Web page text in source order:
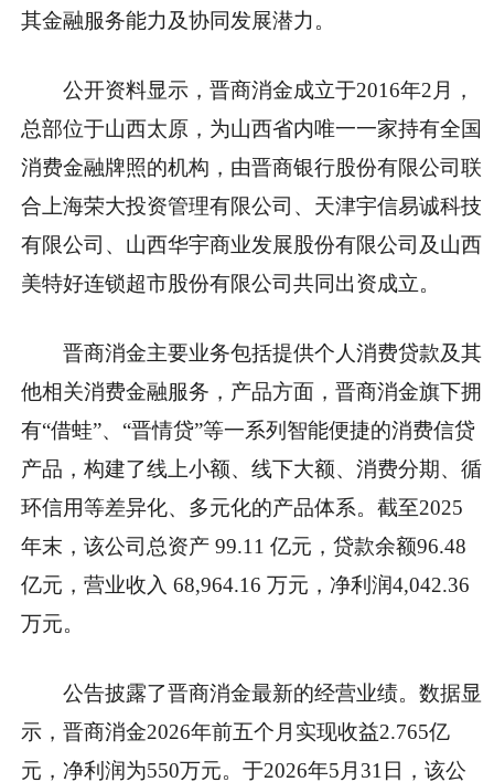
其金融服务能力及协同发展潜力。
公开资料显示，晋商消金成立于2016年2月，
总部位于山西太原，为山西省内唯一一家持有全国
消费金融牌照的机构，由晋商银行股份有限公司联
合上海荣大投资管理有限公司、天津宇信易诚科技
有限公司、山西华宇商业发展股份有限公司及山西
美特好连锁超市股份有限公司共同出资成立。
晋商消金主要业务包括提供个人消费贷款及其
他相关消费金融服务，产品方面，晋商消金旗下拥
有“借蛙”、“晋情贷”等一系列智能便捷的消费信贷
产品，构建了线上小额、线下大额、消费分期、循
环信用等差异化、多元化的产品体系。截至2025
年末，该公司总资产 99.11 亿元，贷款余额96.48
亿元，营业收入 68,964.16 万元，净利润4,042.36
万元。
公告披露了晋商消金最新的经营业绩。数据显
示，晋商消金2026年前五个月实现收益2.765亿
元，净利润为550万元。于2026年5月31日，该公